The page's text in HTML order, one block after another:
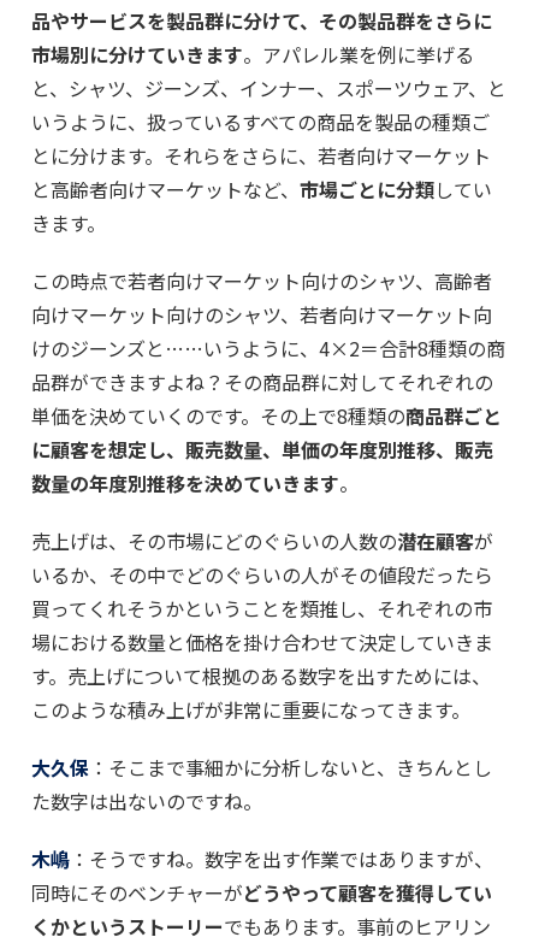
品やサービスを製品群に分けて、その製品群をさらに
市場別に分けていきます。アパレル業を例に挙げる
と、シャツ、ジーンズ、インナー、スポーツウェア、と
いうように、扱っているすべての商品を製品の種類ご
とに分けます。それらをさらに、若者向けマーケット
と高齢者向けマーケットなど、 市場ごとに分類してい
きます。
この時点で若者向けマーケット向けのシャツ、高齢者
向けマーケット向けのシャツ、若者向けマーケット向
けのジーンズと……いうように、4×2＝合計8種類の商
品群ができますよね？その商品群に対してそれぞれの
単価を決めていくのです。その上で8種類の商品群ごと
に顧客を想定し、販売数量、単価の年度別推移、販売
数量の年度別推移を決めていきます。
売上げは、その市場にどのぐらいの人数の潜在顧客が
いるか、その中でどのぐらいの人がその値段だったら
買ってくれそうかということを類推し、それぞれの市
場における数量と価格を掛け合わせて決定していきま
す。売上げについて根拠のある数字を出すためには、
このような積み上げが非常に重要になってきます。
大久保 ：そこまで事細かに分析しないと、きちんとし
た数字は出ないのですね。
木嶋 ：そうですね。数字を出す作業ではありますが、
同時にそのベンチャーがどうやって顧客を獲得してい
くかというストーリーでもあります。事前のヒアリン